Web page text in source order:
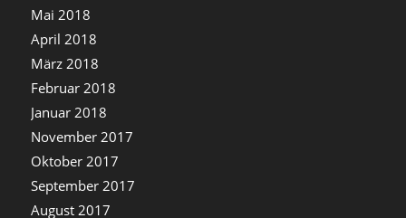
Mai 2018
April 2018
März 2018
Februar 2018
Januar 2018
November 2017
Oktober 2017
September 2017
August 2017